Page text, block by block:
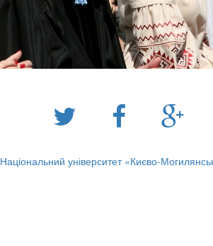
Національний університет «Києво-